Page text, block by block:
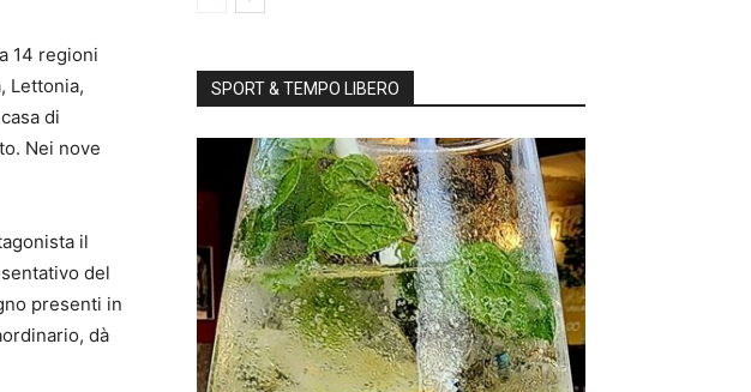
14 regioni
Lettonia,
di
Nei nove
il
del
presenti in
dà
SPORT & TEMPO LIBERO